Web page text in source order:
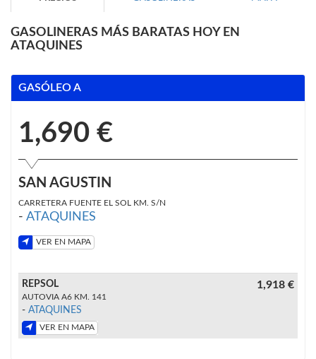
GASOLINERAS MÁS BARATAS HOY EN
ATAQUINES
GASÓLEO A
1,690 €
SAN AGUSTIN
CARRETERA FUENTE EL SOL KM. S/N
- ATAQUINES
VER EN MAPA
REPSOL
AUTOVIA A6 KM. 141
- ATAQUINES
VER EN MAPA
1,918 €